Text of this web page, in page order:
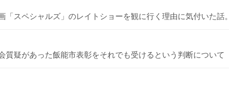
スペシャルズ」のレイトショーを観に行く理由に気付いた話。
質疑があった飯能市表彰をそれでも受けるという判断について